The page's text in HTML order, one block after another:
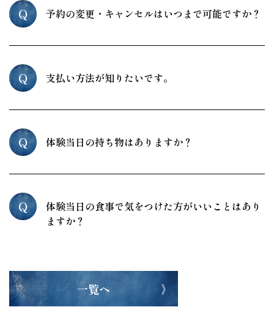
Q 予約の変更・キャンセルはいつまで可能ですか？
Q 支払い方法が知りたいです。
Q 体験当日の持ち物はありますか？
Q
体験当日の食事で気をつけた方がいいことはあり
ますか？
一覧へ